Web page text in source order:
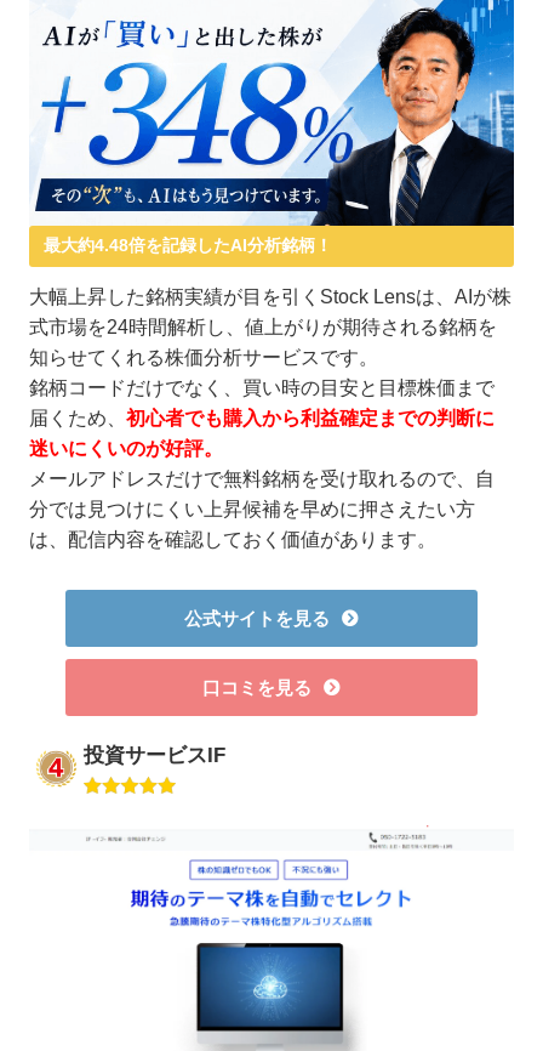
最大約4.48倍を記録したAI分析銘柄！
大幅上昇した銘柄実績が目を引くStock Lensは、AIが株
式市場を24時間解析し、値上がりが期待される銘柄を
知らせてくれる株価分析サービスです。
銘柄コードだけでなく、買い時の目安と目標株価まで
届くため、初心者でも購入から利益確定までの判断に
迷いにくいのが好評。
メールアドレスだけで無料銘柄を受け取れるので、自
分では見つけにくい上昇候補を早めに押さえたい方
は、配信内容を確認しておく価値があります。
公式サイトを見る
口コミを見る
投資サービスIF